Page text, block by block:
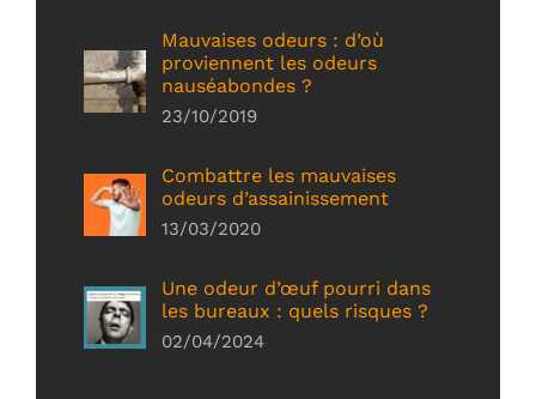
Mauvaises odeurs : d’où
proviennent les odeurs
nauséabondes ?
23/10/2019
Combattre les mauvaises
odeurs d’assainissement
13/03/2020
Une odeur d’œuf pourri dans
les bureaux : quels risques ?
02/04/2024